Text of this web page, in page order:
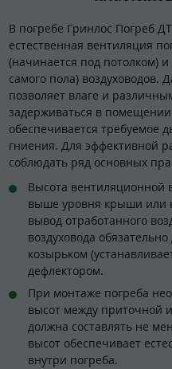
В погребе Гринлос Погреб
естественная вентиляция
(начинается под потолком)
самого пола) воздуховодов.
позволяет влаге и
задерживаться в
обеспечивается требуемое
гниения. Для эффективной
соблюдать ряд основных
Высота
выше уровня крыши или
вывод отработанного
воздуховода
козырьком
дефлектором.
При монтаже погреба
высот между приточной
должна составлять не
высот обеспечивает
внутри погреба.